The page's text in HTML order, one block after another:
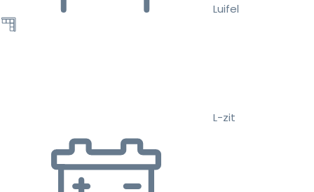
Luifel
L-zit